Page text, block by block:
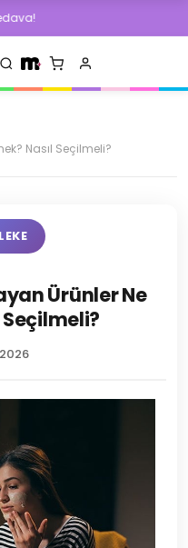
Nasıl Seçilmeli?
Ürünler Ne
Seçilmeli?